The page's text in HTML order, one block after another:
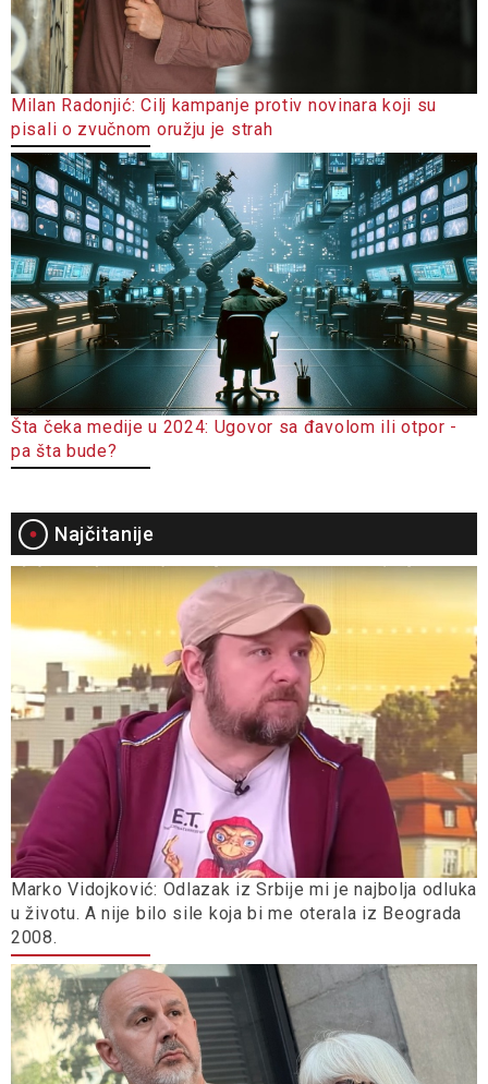
Milan Radonjić: Cilj kampanje protiv novinara koji su
pisali o zvučnom oružju je strah
Šta čeka medije u 2024: Ugovor sa đavolom ili otpor -
pa šta bude?
Najčitanije
Marko Vidojković: Odlazak iz Srbije mi je najbolja odluka
u životu. A nije bilo sile koja bi me oterala iz Beograda
2008.